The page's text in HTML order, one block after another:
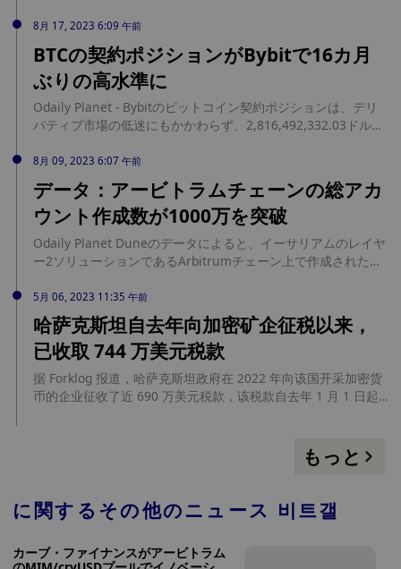
8月 17, 2023 6:09 午前
BTCの契約ポジションがBybitで16カ月
ぶりの高水準に
Odaily Planet - Bybitのビットコイン契約ポジションは、デリ
バティブ市場の低迷にもかかわらず、2,816,492,332.03ドルと
2,815,891,040.41ドルを上回ったことがGlassnodeのデータで
明らかになった。 Coinglassによると、BybitのBTC契約保有量
は96,600BTCで、CoinGape（154,400BTC）に次いで2位。(コ
インゲープ)
8月 09, 2023 6:07 午前
データ：アービトラムチェーンの総アカ
ウント作成数が1000万を突破
Odaily Planet Duneのデータによると、イーサリアムのレイヤ
ー2ソリューションであるArbitrumチェーン上で作成されたア
10,129,000に達した。また、Arbitrumチェーン上で作成され
たコントラクトの総数は現在2,827,914となっている。
5月 06, 2023 11:35 午前
哈萨克斯坦自去年向加密矿企征税以来，
已收取 744 万美元税款
据 Forklog 报道，哈萨克斯坦政府在 2022 年向该国开采加密货
币的企业征收了近 690 万美元税款，该税款自去年 1 月 1 日起
美元。Foresight News 此前消息，哈萨克斯坦总统于今年 2 月
もっと
に関するその他のニュース 비트갤
カーブ・ファイナンスがアービトラム